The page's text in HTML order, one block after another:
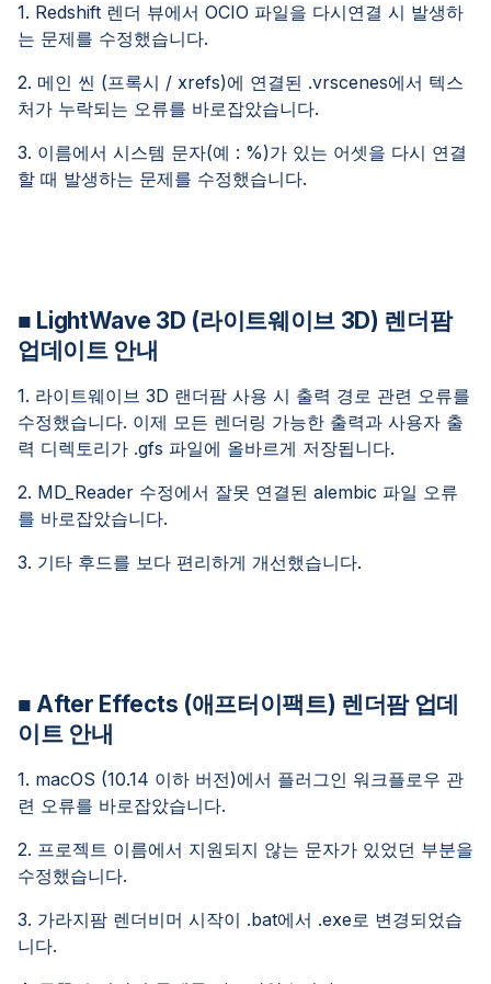
1. Redshift 렌더 뷰에서 OCIO 파일을 다시연결 시 발생하
는 문제를 수정했습니다.
2. 메인 씬 (프록시 / xrefs)에 연결된 .vrscenes에서 텍스
처가 누락되는 오류를 바로잡았습니다.
3. 이름에서 시스템 문자(예 : %)가 있는 어셋을 다시 연결
할 때 발생하는 문제를 수정했습니다.
■ LightWave 3D (라이트웨이브 3D) 렌더팜
업데이트 안내
1. 라이트웨이브 3D 랜더팜 사용 시 출력 경로 관련 오류를
수정했습니다. 이제 모든 렌더링 가능한 출력과 사용자 출
력 디렉토리가 .gfs 파일에 올바르게 저장됩니다.
2. MD_Reader 수정에서 잘못 연결된 alembic 파일 오류
를 바로잡았습니다.
3. 기타 후드를 보다 편리하게 개선했습니다.
■ After Effects (애프터이팩트) 렌더팜 업데
이트 안내
1. macOS (10.14 이하 버전)에서 플러그인 워크플로우 관
련 오류를 바로잡았습니다.
2. 프로젝트 이름에서 지원되지 않는 문자가 있었던 부분을
수정했습니다.
3. 가라지팜 렌더비머 시작이 .bat에서 .exe로 변경되었습
니다.